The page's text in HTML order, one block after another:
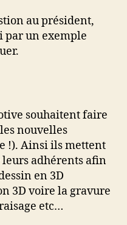
au président,
par un exemple
souhaitent faire
nouvelles
!). Ainsi ils mettent
adhérents afin
en 3D
3D voire la gravure
etc…